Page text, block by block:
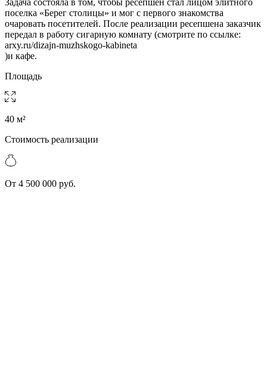
Задача состояла в том, чтобы ресепшен стал лицом элитного
поселка «Берег столицы» и мог с первого знакомства
очаровать посетителей. После реализации ресепшена заказчик
передал в работу сигарную комнату (смотрите по ссылке:
arxy.ru/dizajn-muzhskogo-kabineta
)и кафе.
Площадь
40 м²
Стоимость реализации
От 4 500 000 руб.